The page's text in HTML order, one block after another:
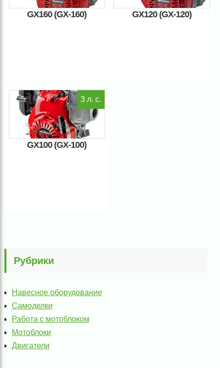
GX160 (GX-160) GX120 (GX-120)
3 л. с.
GX100 (GX-100)
Рубрики
Навесное оборудование
Самоделки
Работа с мотоблоком
Мотоблоки
Двигатели